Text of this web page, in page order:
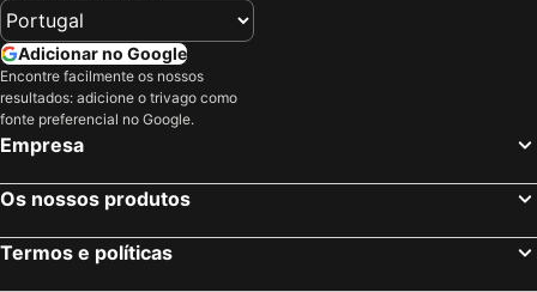
Adicionar no Google
Encontre facilmente os nossos
resultados: adicione o trivago como
fonte preferencial no Google.
Empresa
Os nossos produtos
Termos e políticas